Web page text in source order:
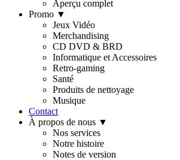
Aperçu complet
Promo ▼
Jeux Vidéo
Merchandising
CD DVD & BRD
Informatique et Accessoires
Retro-gaming
Santé
Produits de nettoyage
Musique
Contact
À propos de nous ▼
Nos services
Notre histoire
Notes de version